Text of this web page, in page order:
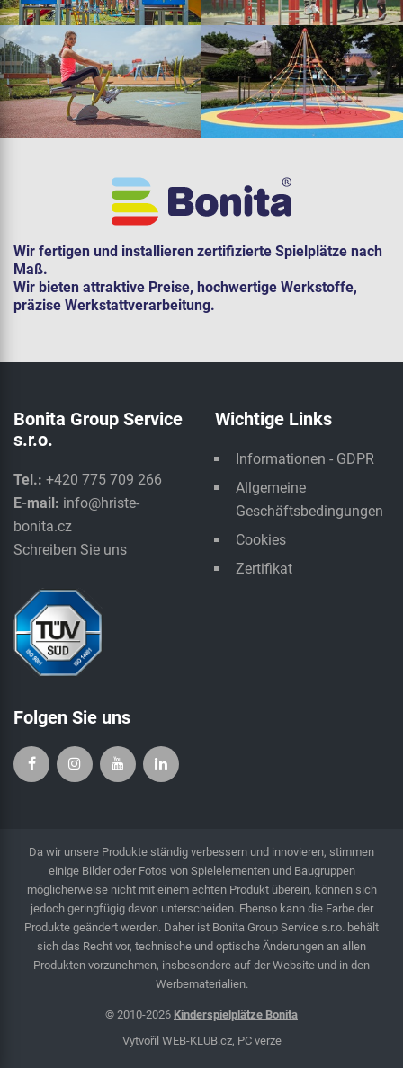
Wir fertigen und installieren zertifizierte Spielplätze nach
Maß.
Wir bieten attraktive Preise, hochwertige Werkstoffe,
präzise Werkstattverarbeitung.
Bonita Group Service
s.r.o.
Tel.: +420 775 709 266
E-mail: info@hriste-
bonita.cz
Schreiben Sie uns
Wichtige Links
Informationen - GDPR
Allgemeine
Geschäftsbedingungen
Cookies
Zertifikat
Folgen Sie uns
Da wir unsere Produkte ständig verbessern und innovieren, stimmen
einige Bilder oder Fotos von Spielelementen und Baugruppen
möglicherweise nicht mit einem echten Produkt überein, können sich
jedoch geringfügig davon unterscheiden. Ebenso kann die Farbe der
Produkte geändert werden. Daher ist Bonita Group Service s.r.o. behält
sich das Recht vor, technische und optische Änderungen an allen
Produkten vorzunehmen, insbesondere auf der Website und in den
Werbematerialien.
© 2010-2026 Kinderspielplätze Bonita
Vytvořil WEB-KLUB.cz, PC verze